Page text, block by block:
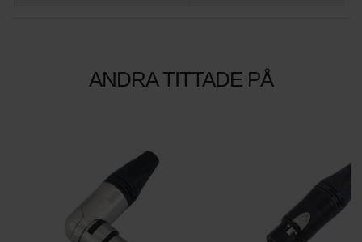
ANDRA TITTADE PÅ